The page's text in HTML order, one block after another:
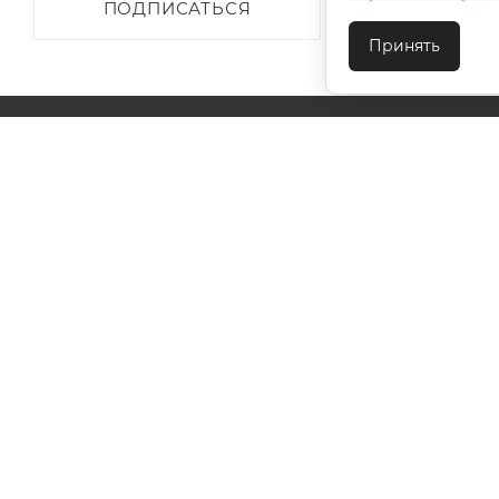
ПОДПИСАТЬСЯ
Принять